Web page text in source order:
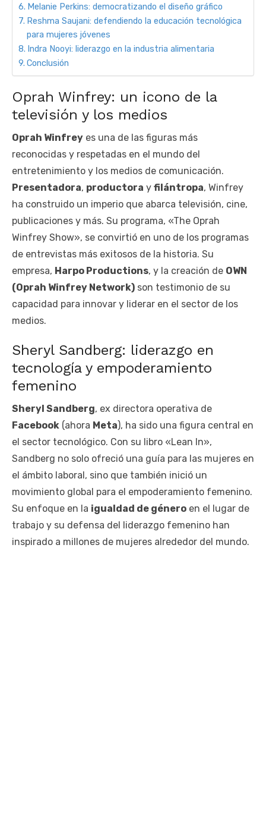
Melanie Perkins: democratizando el diseño gráfico
Reshma Saujani: defendiendo la educación tecnológica
para mujeres jóvenes
Indra Nooyi: liderazgo en la industria alimentaria
Conclusión
Oprah Winfrey: un icono de la
televisión y los medios
Oprah Winfrey es una de las figuras más
reconocidas y respetadas en el mundo del
entretenimiento y los medios de comunicación.
Presentadora, productora y filántropa, Winfrey
ha construido un imperio que abarca televisión, cine,
publicaciones y más. Su programa, «The Oprah
Winfrey Show», se convirtió en uno de los programas
de entrevistas más exitosos de la historia. Su
empresa, Harpo Productions, y la creación de OWN
(Oprah Winfrey Network) son testimonio de su
capacidad para innovar y liderar en el sector de los
medios.
Sheryl Sandberg: liderazgo en
tecnología y empoderamiento
femenino
Sheryl Sandberg, ex directora operativa de
Facebook (ahora Meta), ha sido una figura central en
el sector tecnológico. Con su libro «Lean In»,
Sandberg no solo ofreció una guía para las mujeres en
el ámbito laboral, sino que también inició un
movimiento global para el empoderamiento femenino.
Su enfoque en la igualdad de género en el lugar de
trabajo y su defensa del liderazgo femenino han
inspirado a millones de mujeres alrededor del mundo.